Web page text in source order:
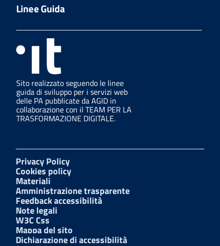
Linee Guida
Sito realizzato seguendo le linee
guida di sviluppo per i servizi web
delle PA pubblicate da AGID in
collaborazione con il TEAM PER LA
TRASFORMAZIONE DIGITALE.
Privacy Policy
Cookies policy
Materiali
Amministrazione trasparente
Feedback accessibilità
Note legali
W3C Css
Mappa del sito
Dichiarazione di accessibilità